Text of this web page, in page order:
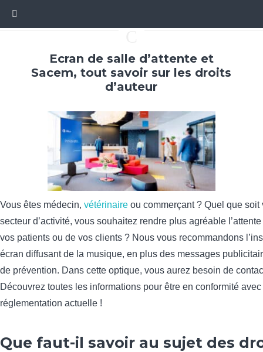
Ecran de salle d’attente et
Sacem, tout savoir sur les droits
d’auteur
Vous êtes médecin, vétérinaire ou commerçant ? Quel que soit
secteur d’activité, vous souhaitez rendre plus agréable
vos patients ou de vos clients ? Nous vous recommandons
écran diffusant de la musique, en plus des messages
de prévention. Dans cette optique, vous aurez besoin de
Découvrez toutes les informations pour être en conformité
réglementation actuelle !
Que faut-il savoir au sujet des